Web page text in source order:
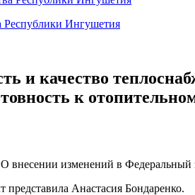
Республики Ингушетия
и качество
к
внесении изменений в
представила Анастасия Бондаренко.